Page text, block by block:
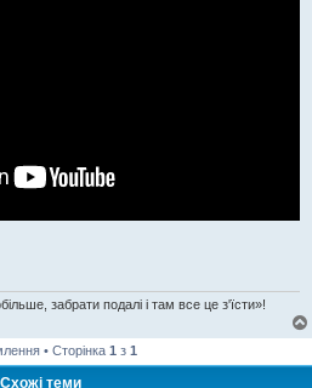
забрати подалі і там все це з'їсти»!
• Сторінка 1 з 1
Схожі теми